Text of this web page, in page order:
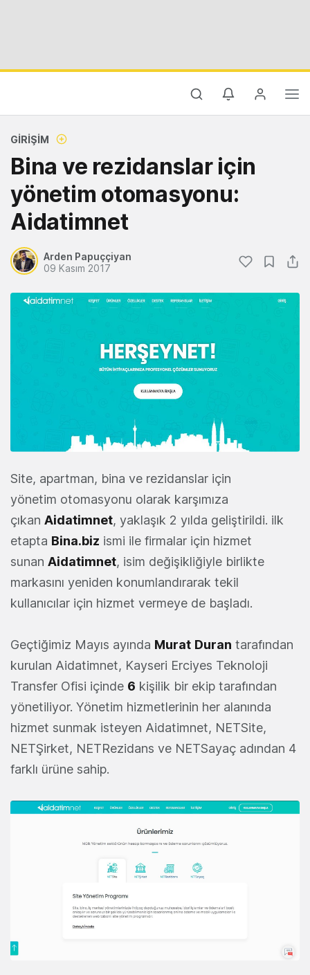
GIRIŞIM
Bina ve rezidanslar için
yönetim otomasyonu:
Aidatimnet
Arden Papuççiyan
09 Kasım 2017
Site, apartman, bina ve rezidanslar için
yönetim otomasyonu olarak karşımıza
çıkan Aidatimnet, yaklaşık 2 yılda geliştirildi. ilk
etapta Bina.biz ismi ile firmalar için hizmet
sunan Aidatimnet, isim değişikliğiyle birlikte
markasını yeniden konumlandırarak tekil
kullanıcılar için hizmet vermeye de başladı.
Geçtiğimiz Mayıs ayında Murat Duran tarafından
kurulan Aidatimnet, Kayseri Erciyes Teknoloji
Transfer Ofisi içinde 6 kişilik bir ekip tarafından
yönetiliyor. Yönetim hizmetlerinin her alanında
hizmet sunmak isteyen Aidatimnet, NETSite,
NETŞirket, NETRezidans ve NETSayaç adından 4
farklı ürüne sahip.